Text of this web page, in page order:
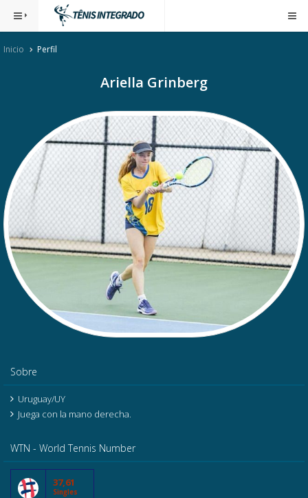
Inicio Perfil
Ariella Grinberg
Sobre
Uruguay/UY
Juega con la mano derecha.
WTN - World Tennis Number
37,61
Singles